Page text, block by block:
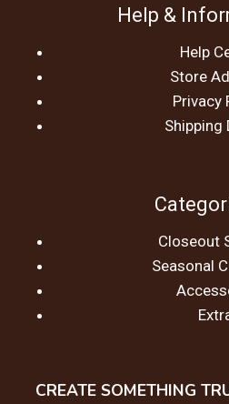
Help &
Help
Store
Privacy
Shipping
Closeout
Seasonal
CREATE SOMETHING